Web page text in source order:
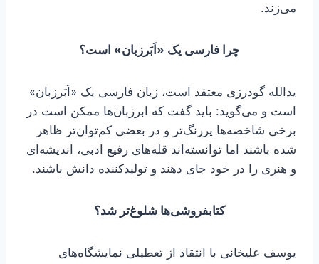
می‌زند.
چرا فارسی یک «اَبَرزبان» است؟
یدالله گودرزی معتقد است، زبان فارسی یک «اَبَرزبان»
است و می‌گوید: باید گفت که ابرزبان‌ها ممکن است در
برخی شاخصه‌ها پررنگ‌تر و در بعضی کم‌توان‌تر ظاهر
شده باشند اما توانسته‌اند قله‌های رفیع ادبی، اندیشه‌ای
و هنری را در خود جای دهند و تولیدکننده دانش باشند.
کتابفروشی‌ها شلوغ‌تر شد؟
یوسف علیخانی با انتقاد از تعطیلی نمایشگاه‌های